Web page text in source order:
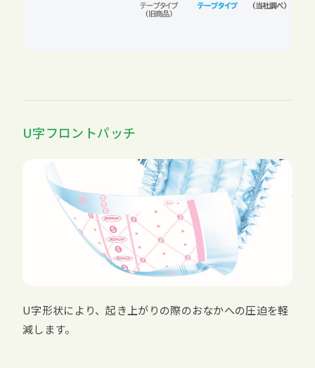
U字フロントパッチ
U字形状により、起き上がりの際のおなかへの圧迫を軽
減します。